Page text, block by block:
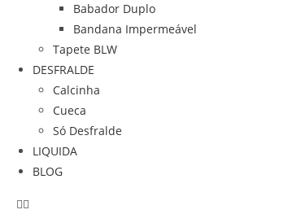
Babador Duplo
Bandana Impermeável
Tapete BLW
DESFRALDE
Calcinha
Cueca
Só Desfralde
LIQUIDA
BLOG